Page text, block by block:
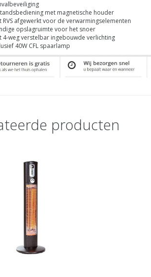
met magnetische houder
RVS afgewerkt voor de verwarmingselementen
opslagruimte voor het snoer
4-weg verstelbar ingebouwde verlichting
40W CFL spaarlamp
producten